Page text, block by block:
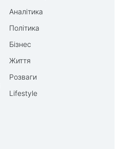
Аналітика
Політика
Бізнес
Життя
Розваги
Lifestyle